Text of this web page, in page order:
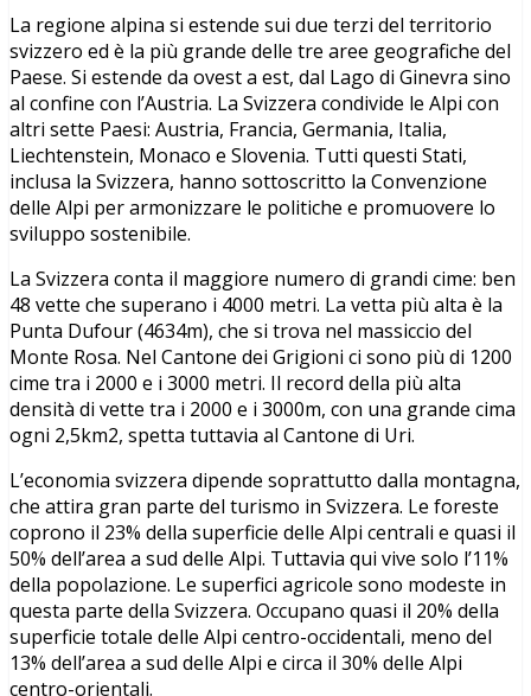
La regione alpina si estende sui due terzi del territorio
svizzero ed è la più grande delle tre aree geografiche del
Paese. Si estende da ovest a est, dal Lago di Ginevra sino
al confine con l’Austria. La Svizzera condivide le Alpi con
altri sette Paesi: Austria, Francia, Germania, Italia,
Liechtenstein, Monaco e Slovenia. Tutti questi Stati,
inclusa la Svizzera, hanno sottoscritto la Convenzione
delle Alpi per armonizzare le politiche e promuovere lo
sviluppo sostenibile.
La Svizzera conta il maggiore numero di grandi cime: ben
48 vette che superano i 4000 metri. La vetta più alta è la
Punta Dufour (4634m), che si trova nel massiccio del
Monte Rosa. Nel Cantone dei Grigioni ci sono più di 1200
cime tra i 2000 e i 3000 metri. Il record della più alta
densità di vette tra i 2000 e i 3000m, con una grande cima
ogni 2,5km2, spetta tuttavia al Cantone di Uri.
L’economia svizzera dipende soprattutto dalla montagna,
che attira gran parte del turismo in Svizzera. Le foreste
coprono il 23% della superficie delle Alpi centrali e quasi il
50% dell’area a sud delle Alpi. Tuttavia qui vive solo l’11%
della popolazione. Le superfici agricole sono modeste in
questa parte della Svizzera. Occupano quasi il 20% della
superficie totale delle Alpi centro-occidentali, meno del
13% dell’area a sud delle Alpi e circa il 30% delle Alpi
centro-orientali.